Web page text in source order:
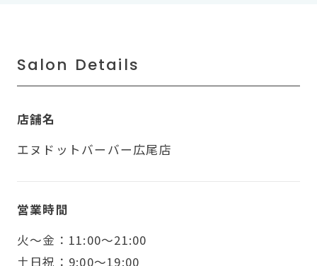
Salon Details
店舗名
エヌドットバーバー広尾店
営業時間
火〜金：11:00～21:00
土日祝：9:00～19:00